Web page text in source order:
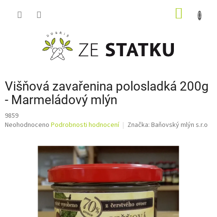
Višňová zavařenina polosladká 200g
- Marmeládový mlýn
9859
Průměrné
Neohodnoceno Podrobnosti hodnocení Značka: Baňovský mlýn s.r.o